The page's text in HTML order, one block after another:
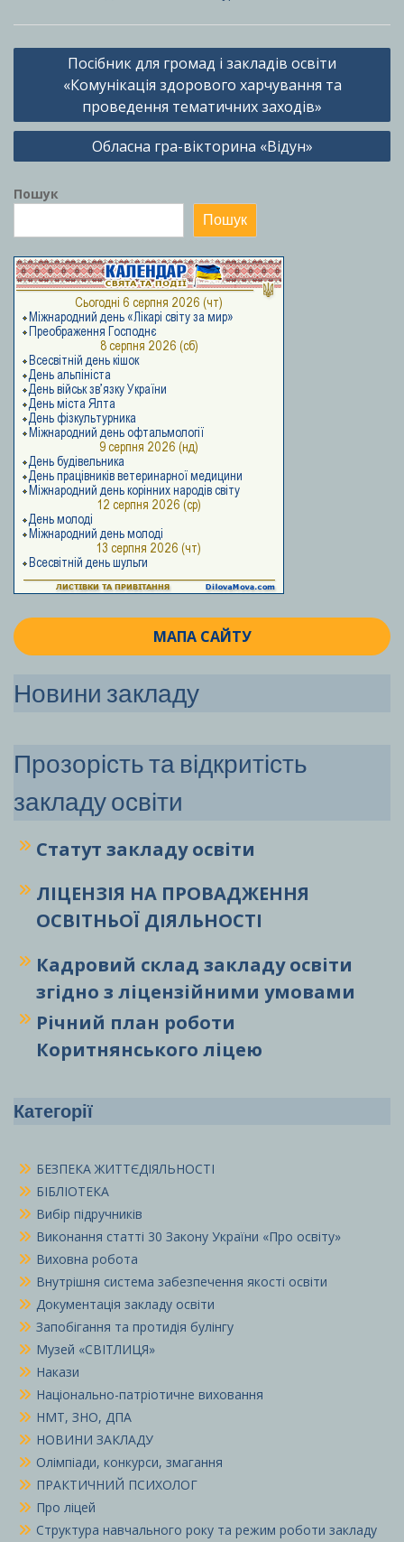
Навігація
записів
Посібник для громад і закладів освіти
«Комунікація здорового харчування та
проведення тематичних заходів»
Обласна гра-вікторина «Відун»
Пошук
Пошук
МАПА САЙТУ
Новини закладу
Прозорість та відкритість
закладу освіти
Статут закладу освіти
ЛІЦЕНЗІЯ НА ПРОВАДЖЕННЯ
ОСВІТНЬОЇ ДІЯЛЬНОСТІ
Кадровий склад закладу освіти
згідно з ліцензійними умовами
Річний план роботи
Коритнянського ліцею
Категорії
БЕЗПЕКА ЖИТТЄДІЯЛЬНОСТІ
БІБЛІОТЕКА
Вибір підручників
Виконання статті 30 Закону України «Про освіту»
Виховна робота
Внутрішня система забезпечення якості освіти
Документація закладу освіти
Запобігання та протидія булінгу
Музей «СВІТЛИЦЯ»
Накази
Національно-патріотичне виховання
НМТ, ЗНО, ДПА
НОВИНИ ЗАКЛАДУ
Олімпіади, конкурси, змагання
ПРАКТИЧНИЙ ПСИХОЛОГ
Про ліцей
Структура навчального року та режим роботи закладу